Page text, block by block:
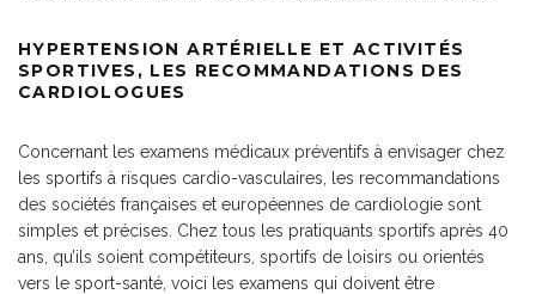
HYPERTENSION ARTÉRIELLE ET ACTIVITÉS
SPORTIVES, LES RECOMMANDATIONS DES
CARDIOLOGUES
Concernant les examens médicaux préventifs à envisager chez
les sportifs à risques cardio-vasculaires, les recommandations
des sociétés françaises et européennes de cardiologie sont
simples et précises. Chez tous les pratiquants sportifs après 40
ans, qu’ils soient compétiteurs, sportifs de loisirs ou orientés
vers le sport-santé, voici les examens qui doivent être